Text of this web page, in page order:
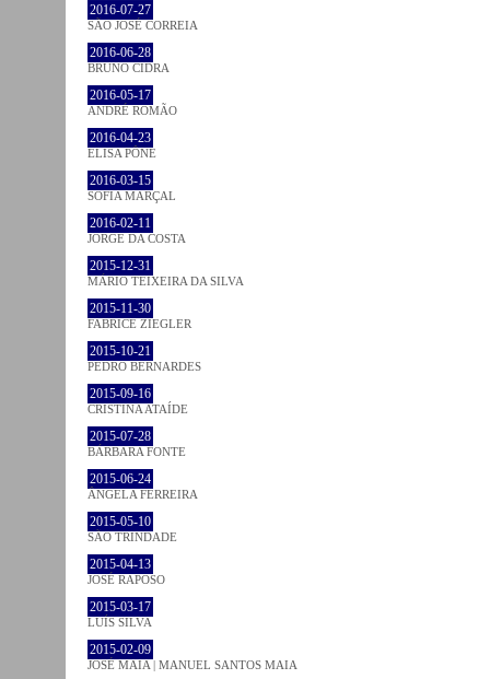
2016-07-27
SÃO JOSÉ CORREIA
2016-06-28
BRUNO CIDRA
2016-05-17
ANDRÉ ROMÃO
2016-04-23
ELISA PÔNE
2016-03-15
SOFIA MARÇAL
2016-02-11
JORGE DA COSTA
2015-12-31
MÁRIO TEIXEIRA DA SILVA
2015-11-30
FABRICE ZIEGLER
2015-10-21
PEDRO BERNARDES
2015-09-16
CRISTINA ATAÍDE
2015-07-28
BÁRBARA FONTE
2015-06-24
ÂNGELA FERREIRA
2015-05-10
SÃO TRINDADE
2015-04-13
JOSÉ RAPOSO
2015-03-17
LUÍS SILVA
2015-02-09
JOSÉ MAIA | MANUEL SANTOS MAIA